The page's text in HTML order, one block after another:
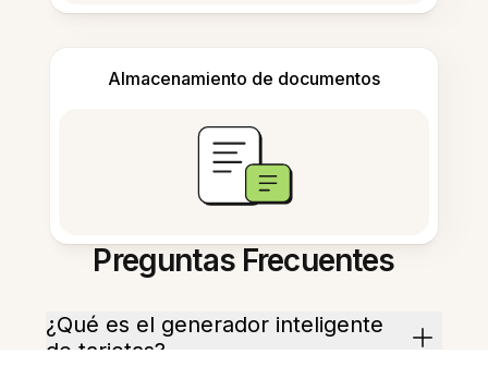
Almacenamiento de documentos
Preguntas Frecuentes
¿Qué es el generador inteligente
de tarjetas?